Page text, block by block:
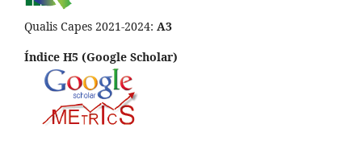
Qualis Capes 2021-2024: A3
Índice H5 (Google Scholar)